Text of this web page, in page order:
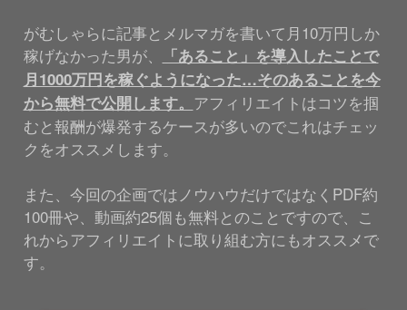
がむしゃらに記事とメルマガを書いて月10万円しか
稼げなかった男が、
「あること」を導入したことで
月1000万円を稼ぐようになった…そのあることを今
から無料で公開します。 アフィリエイトはコツを掴
むと報酬が爆発するケースが多いのでこれはチェッ
クをオススメします。
また、今回の企画ではノウハウだけではなくPDF約
100冊や、動画約25個も無料とのことですので、こ
れからアフィリエイトに取り組む方にもオススメで
す。